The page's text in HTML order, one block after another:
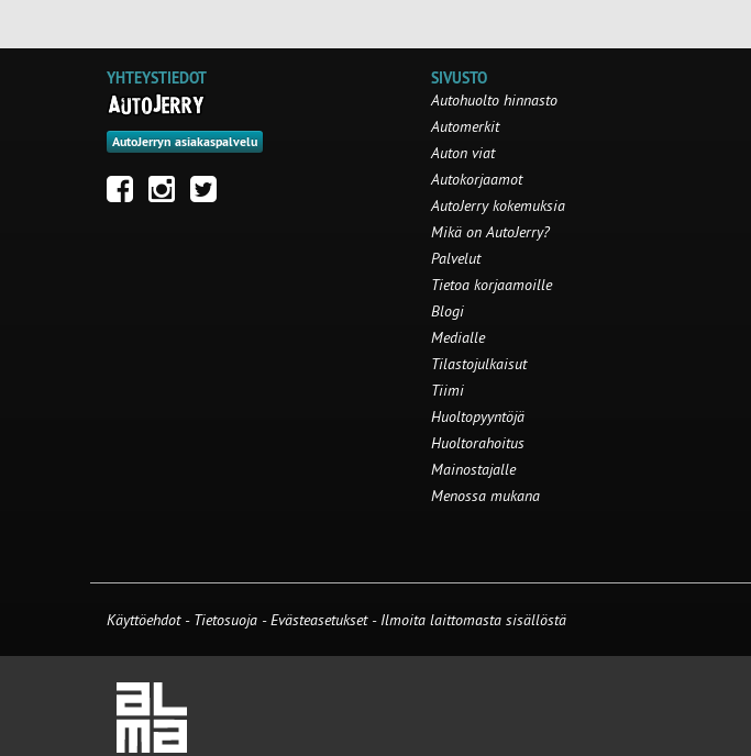
YHTEYSTIEDOT
AutoJerryn asiakaspalvelu
SIVUSTO
Autohuolto hinnasto
Automerkit
Auton viat
Autokorjaamot
AutoJerry kokemuksia
Mikä on AutoJerry?
Palvelut
Tietoa korjaamoille
Blogi
Medialle
Tilastojulkaisut
Tiimi
Huoltopyyntöjä
Huoltorahoitus
Mainostajalle
Menossa mukana
Käyttöehdot - Tietosuoja -Evästeasetukset- Ilmoita laittomasta sisällöstä